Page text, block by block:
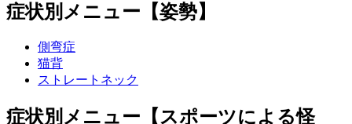
症状別メニュー【姿勢】
側弯症
猫背
ストレートネック
症状別メニュー【スポーツによる怪